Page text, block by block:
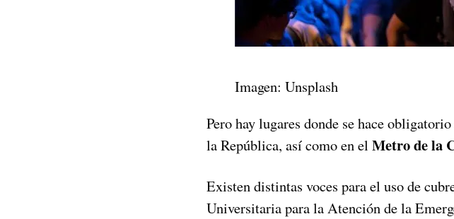
Imagen: Unsplash
Pero hay lugares donde se hace
la República, así como en el Metro de la
Existen distintas voces para el uso de
Universitaria para la Atención de la